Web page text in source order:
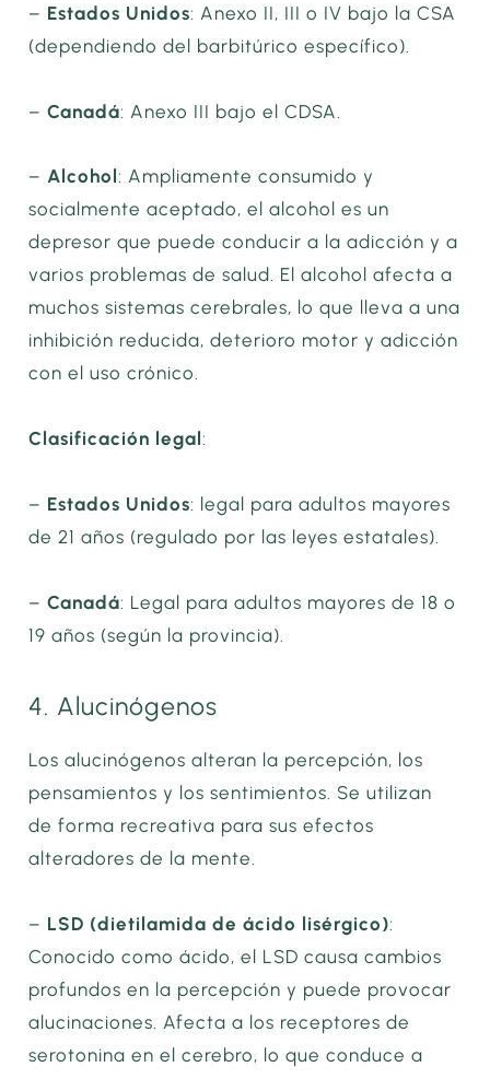
– Estados Unidos: Anexo II, III o IV bajo la CSA
(dependiendo del barbitúrico específico).
–Canadá: Anexo III bajo el CDSA.
–Alcohol: Ampliamente consumido y
socialmente aceptado, el alcohol es un
depresor que puede conducir a la adicción y a
varios problemas de salud. El alcohol afecta a
muchos sistemas cerebrales, lo que lleva a una
inhibición reducida, deterioro motor y adicción
con el uso crónico.
Clasificación legal:
– Estados Unidos: legal para adultos mayores
de 21 años (regulado por las leyes estatales).
–Canadá: Legal para adultos mayores de 18 o
19 años (según la provincia).
4. Alucinógenos
Los alucinógenos alteran la percepción, los
pensamientos y los sentimientos. Se utilizan
de forma recreativa para sus efectos
alteradores de la mente.
– LSD (dietilamida de ácido lisérgico):
Conocido como ácido, el LSD causa cambios
profundos en la percepción y puede provocar
alucinaciones. Afecta a los receptores de
serotonina en el cerebro, lo que conduce a